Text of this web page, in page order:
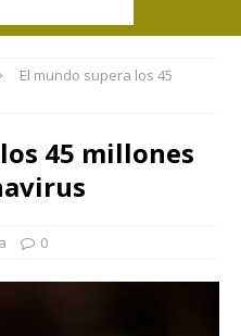
El mundo supera los 45
45 millones
0